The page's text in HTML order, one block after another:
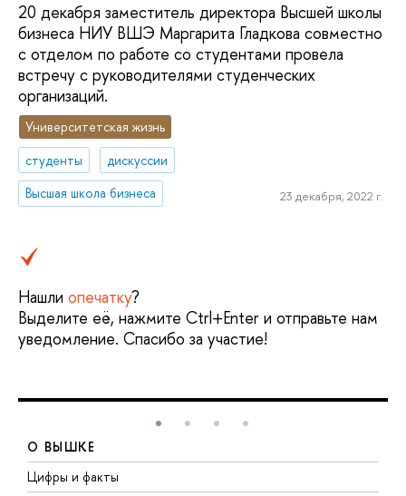
20 декабря заместитель директора Высшей школы
бизнеса НИУ ВШЭ Маргарита Гладкова совместно
с отделом по работе со студентами провела
встречу с руководителями студенческих
организаций.
Университетская жизнь
студенты
дискуссии
Высшая школа бизнеса
23 декабря, 2022 г.
Нашли опечатку?
Выделите её, нажмите Ctrl+Enter и отправьте нам
уведомление. Спасибо за участие!
О ВЫШКЕ
Цифры и факты